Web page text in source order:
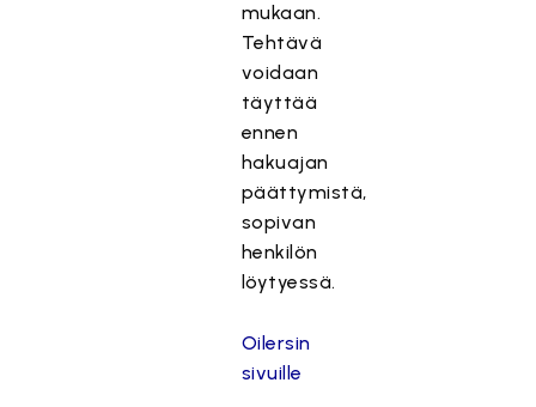
mukaan.
Tehtävä
voidaan
täyttää
ennen
hakuajan
päättymistä,
sopivan
henkilön
löytyessä.
Oilersin
sivuille